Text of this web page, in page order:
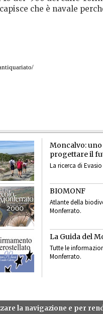
che è navale
Moncalvo:
progettare il
La ricerca di
BIOMONF
Atlante della
Monferrato.
La Guida del
Tutte le
Monferrato.
la navigazione e per